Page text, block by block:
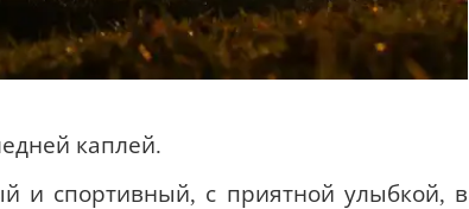
каплей.
и спортивный, с приятной улыбкой, в